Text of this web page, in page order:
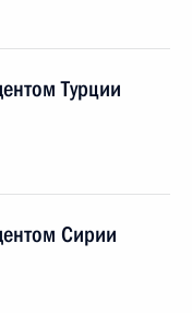
Турции
Сирии